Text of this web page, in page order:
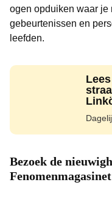
ogen opduiken waar je
gebeurtenissen en
leefden.
Bezoek de
Fenomenmagasinet